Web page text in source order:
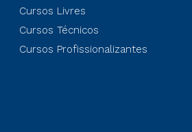
Cursos Livres
Cursos Técnicos
Cursos Profissionalizantes